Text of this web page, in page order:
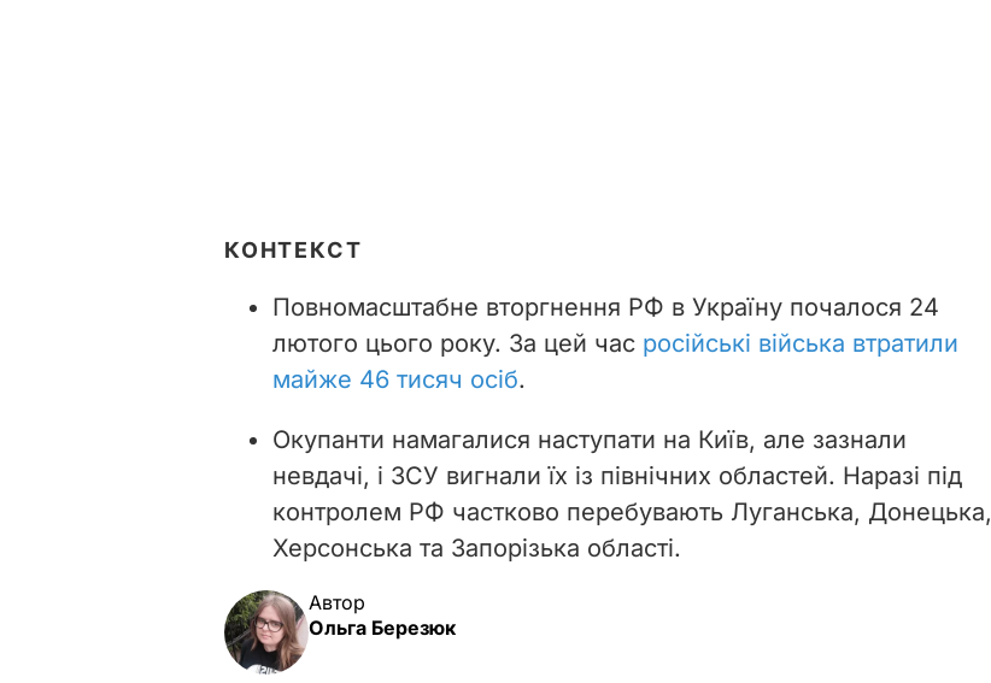
КОНТЕКСТ
Повномасштабне вторгнення РФ в Україну почалося 24
лютого цього року. За цей час російські війська втратили
майже 46 тисяч осіб.
Окупанти намагалися наступати на Київ, але зазнали
невдачі, і ЗСУ вигнали їх із північних областей. Наразі під
контролем РФ частково перебувають Луганська, Донецька,
Херсонська та Запорізька області.
Автор
Ольга Березюк